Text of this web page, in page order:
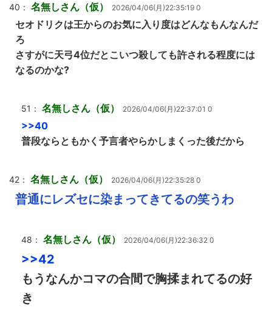
40： 名無しさん（仮） 2026/04/06(月)22:35:19 0
セオドリクは王からのお気に入り度はどんなもんなんだ
ろ
さすがに天弓4位だとこいつ殺しても許される程度には
なるのかな?
51： 名無しさん（仮） 2026/04/06(月)22:37:01 0
>>40
普段ならともかく予言者やらかしまくった後だから
42： 名無しさん（仮） 2026/04/06(月)22:35:28 0
普通にレズセに染まってきてるの笑うわ
48： 名無しさん（仮） 2026/04/06(月)22:36:32 0
>>42
もうなんかコマの合間で胸揉まれてるの好
き